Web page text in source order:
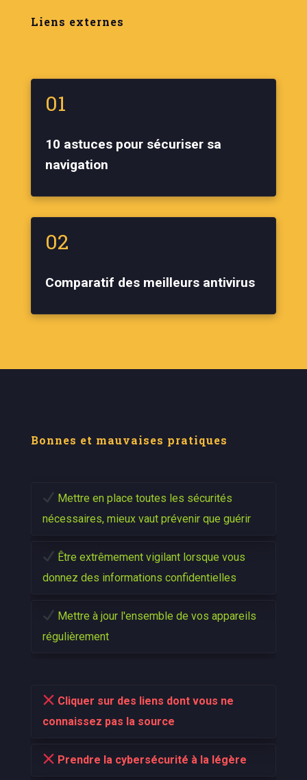
Liens externes
01
10 astuces pour sécuriser sa
navigation
02
Comparatif des meilleurs antivirus
Bonnes et mauvaises pratiques
Mettre en place toutes les sécurités
nécessaires, mieux vaut prévenir que guérir
Être extrêmement vigilant lorsque vous
donnez des informations confidentielles
Mettre à jour l'ensemble de vos appareils
régulièrement
Cliquer sur des liens dont vous ne
connaissez pas la source
Prendre la cybersécurité à la légère